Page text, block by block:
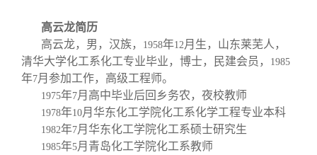
高云龙简历
高云龙，男，汉族，
1958年12 月生，山东莱芜人，
清华大学化工系化工专业毕业，博士，民建会员，
1985
年7月参加工作，高级工程师。
1975年7月高中毕业后回乡务农，夜校教师
1978年10月华东化工学院化工系化学工程专业本科
1982年7月华东化工学院化工系硕士研究生
1985年5月青岛化工学院化工系教师